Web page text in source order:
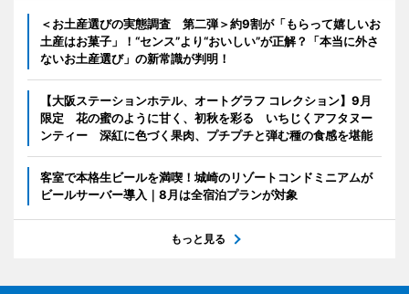
＜お土産選びの実態調査 第二弾＞約9割が「もらって嬉しいお
土産はお菓子」！“センス”より“おいしい”が正解？「本当に外さ
ないお土産選び」の新常識が判明！
【大阪ステーションホテル、オートグラフ コレクション】9月
限定 花の蜜のように甘く、初秋を彩る いちじくアフタヌー
ンティー 深紅に色づく果肉、プチプチと弾む種の食感を堪能
客室で本格生ビールを満喫！城崎のリゾートコンドミニアムが
ビールサーバー導入｜8月は全宿泊プランが対象
もっと見る